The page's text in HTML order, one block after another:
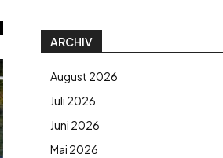
ARCHIV
August 2026
Juli 2026
Juni 2026
Mai 2026